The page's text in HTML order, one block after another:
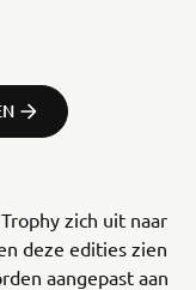
zich uit naar
deze edities zien
aangepast aan